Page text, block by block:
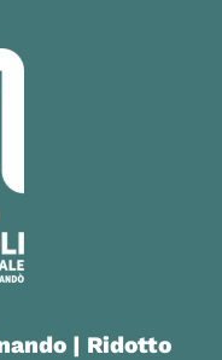
| Ridotto